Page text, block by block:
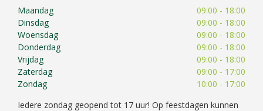
Maandag
09:00 - 18:00
Dinsdag
09:00 - 18:00
Woensdag
09:00 - 18:00
Donderdag
09:00 - 18:00
Vrijdag
09:00 - 18:00
Zaterdag
09:00 - 17:00
Zondag
10:00 - 17:00
Iedere zondag geopend tot 17 uur! Op feestdagen kunnen